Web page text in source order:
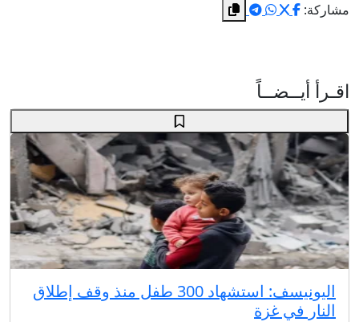
مشاركة:
اقـرأ أيــضــاً
اليونيسف: استشهاد 300 طفل منذ وقف إطلاق
النار في غزة